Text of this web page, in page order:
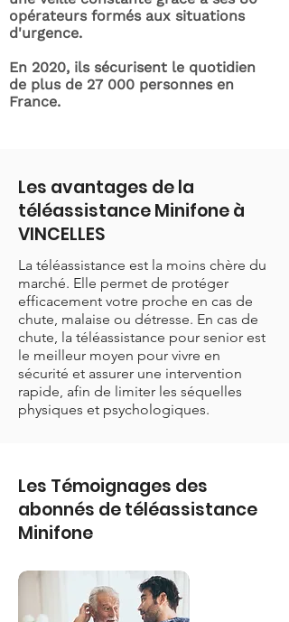
opérateurs formés aux situations
d'urgence.
En 2020, ils sécurisent le quotidien
de plus de 27 000 personnes en
France.
Les avantages de la
téléassistance Minifone à
VINCELLES
La téléassistance est la moins chère du
marché. Elle permet de protéger
efficacement votre proche en cas de
chute, malaise ou détresse. En cas de
chute, la téléassistance pour senior est
le meilleur moyen pour vivre en
sécurité et assurer une intervention
rapide, afin de limiter les séquelles
physiques et psychologiques.
Les Témoignages des
abonnés de téléassistance
Minifone